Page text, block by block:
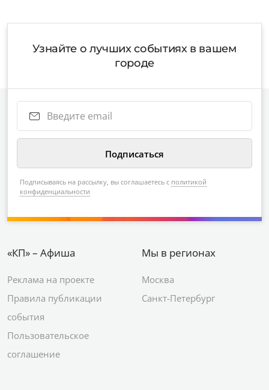
Узнайте о лучших событиях в вашем
городе
Подписываясь на рассылку, вы соглашаетесь с политикой
конфиденциальности
«КП» – Афиша
Реклама на проекте
Правила публикации
события
Пользовательское
соглашение
Мы в регионах
Москва
Санкт-Петербург